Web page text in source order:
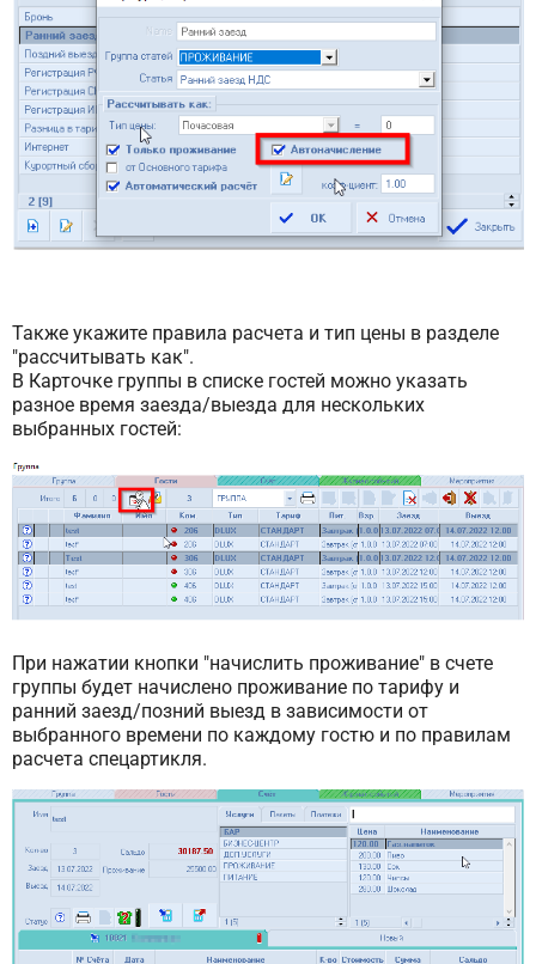
Также укажите правила расчета и тип цены в разделе
"рассчитывать как".
В Карточке группы в списке гостей можно указать
разное время заезда/выезда для нескольких
выбранных гостей:
При нажатии кнопки "начислить проживание" в счете
группы будет начислено проживание по тарифу и
ранний заезд/позний выезд в зависимости от
выбранного времени по каждому гостю и по правилам
расчета спецартикля.